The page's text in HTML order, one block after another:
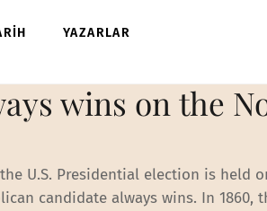
YAZARLAR
wins on the
U.S. Presidential election is held
candidate always wins. In 1860,